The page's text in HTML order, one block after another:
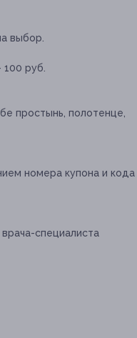
выбор.
руб.
простынь, полотенце,
номера купона и кода
специалиста